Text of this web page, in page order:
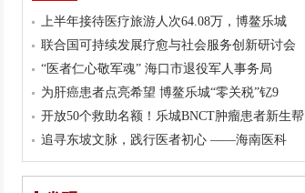
上半年接待医疗旅游人次64.08万，博鳌乐城
联合国可持续发展疗愈与社会服务创新研讨会
“医者仁心敬军魂” 海口市退役军人事务局
为肝癌患者点亮希望 博鳌乐城“零关税”钇9
开放50个救助名额！乐城BNCT肿瘤患者新生帮
追寻东坡文脉，践行医者初心 ——海南医科